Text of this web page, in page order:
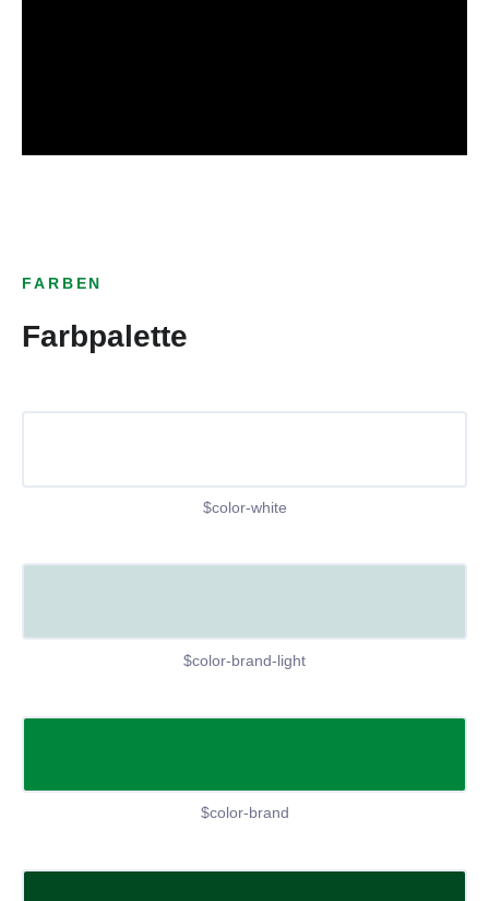
FARBEN
Farbpalette
$color-white
$color-brand-light
$color-brand